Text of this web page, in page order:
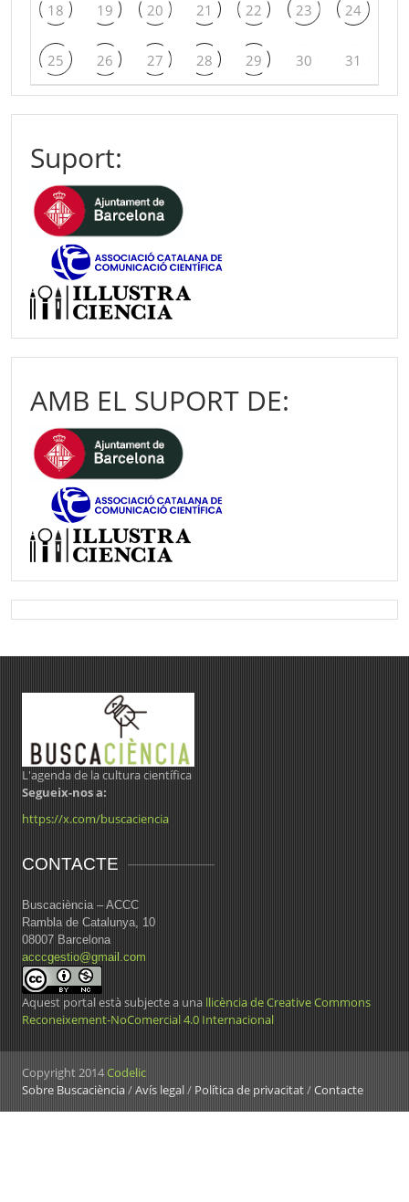
18 19 20 21 22 23 24
25 26 27 28 29 30 31
Suport:
AMB EL SUPORT DE:
L'agenda de la cultura científica
Segueix-nos a:
https://x.com/buscaciencia
CONTACTE
Buscaciència – ACCC
Rambla de Catalunya, 10
08007 Barcelona
acccgestio@gmail.com
Aquest portal està subjecte a una llicència de Creative Commons
Reconeixement-NoComercial 4.0 Internacional
Copyright 2014Codelic
Sobre Buscaciència/Avís legal/ Política de privacitat/Contacte